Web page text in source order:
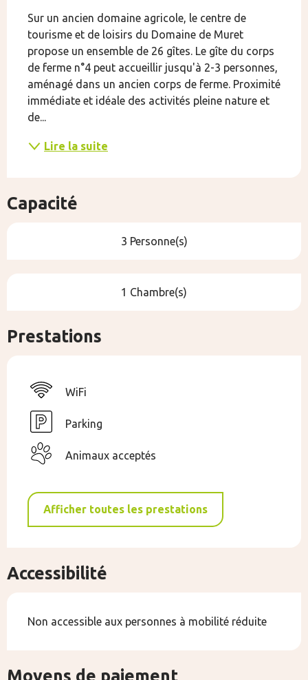
Sur un ancien domaine agricole, le centre de
tourisme et de loisirs du Domaine de Muret
propose un ensemble de 26 gîtes. Le gîte du corps
de ferme n°4 peut accueillir jusqu'à 2-3 personnes,
aménagé dans un ancien corps de ferme. Proximité
immédiate et idéale des activités pleine nature et
de...
Lire la suite
Capacité
3 Personne(s)
1 Chambre(s)
Prestations
WiFi
Parking
Animaux acceptés
Afficher toutes les prestations
Accessibilité
Non accessible aux personnes à mobilité réduite
Moyens de paiement